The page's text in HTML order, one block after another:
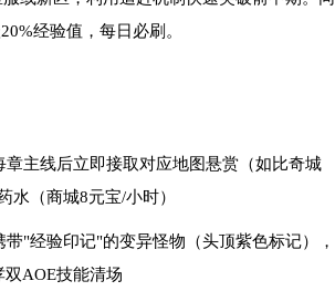
经验值，每日必刷。
主线后立即接取对应地图悬赏（如比奇城
水（商城8元宝/小时）
"经验印记"的变异怪物（头顶紫色标记），
AOE技能清场